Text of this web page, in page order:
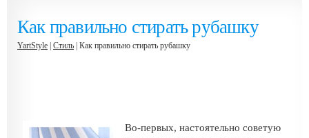
Как правильно стирать рубашку
YartStyle Стиль | Как правильно стирать рубашку
Во-первых, настоятельно советую